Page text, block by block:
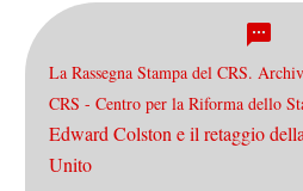
La Rassegna Stampa del CRS.
CRS - Centro per la Riforma dello
Edward Colston e il retaggio
Unito